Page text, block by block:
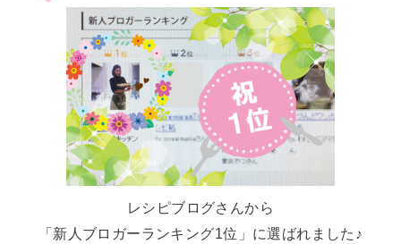
レシピブログさんから
「新人ブロガーランキング1位」に選ばれました♪